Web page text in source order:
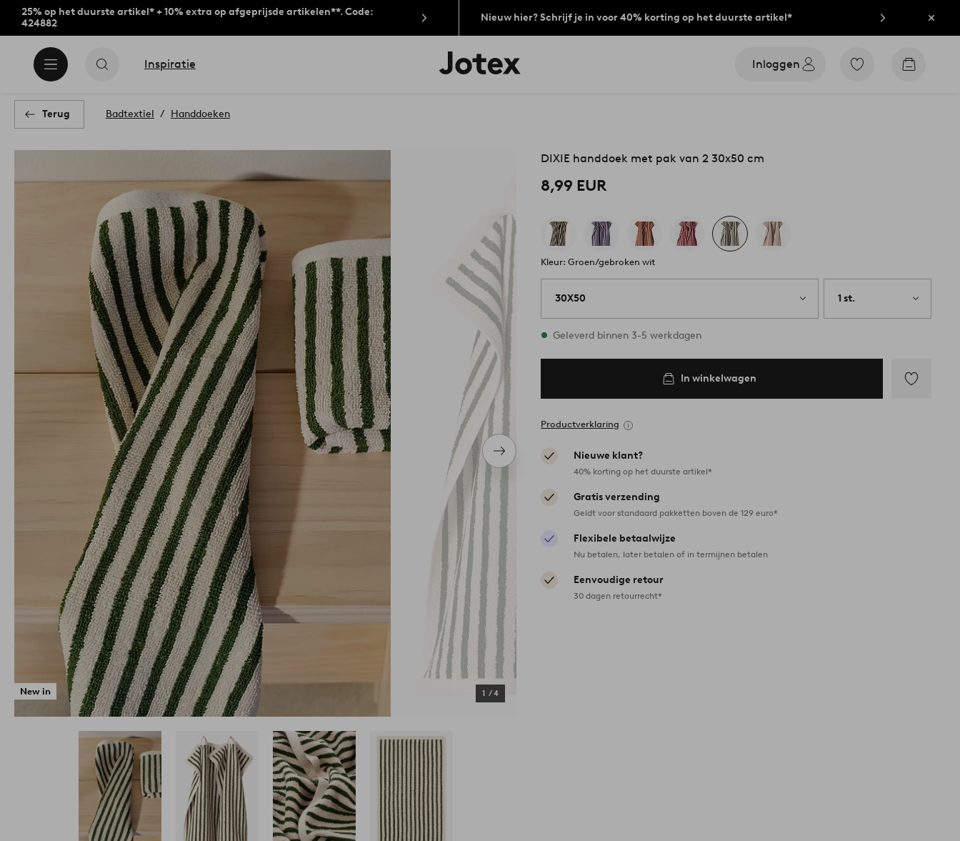
25% op het duurste artikel* + 10% extra op afgeprijsde artikelen**. Code:
424882
Nieuw hier? Schrijf je in voor 40% korting op het duurste artikel*
Inspiratie
Jotex
logo
Inloggen
Ga
Go
Terug Badtextiel Handdoeken
Volgend
item
New in 1 /4
DIXIE handdoek met pak van 2 30x50 cm
8,99 EUR
Kleur: Groen/gebroken wit
30X50 1 st.
Op voorraad
Geleverd binnen 3-5 werkdagen
In winkelwagen
Productverklaring
Nieuwe klant?
40% korting op het duurste artikel*
Gratis verzending
Geldt voor standaard pakketten boven de 129 euro*
Flexibele betaalwijze
Nu betalen, later betalen of in termijnen betalen
Eenvoudige retour
30 dagen retourrecht*